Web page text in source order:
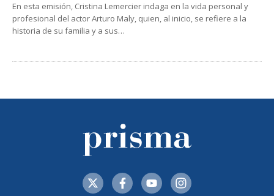
En esta emisión, Cristina Lemercier indaga en la vida personal y
profesional del actor Arturo Maly, quien, al inicio, se refiere a la
historia de su familia y a sus…